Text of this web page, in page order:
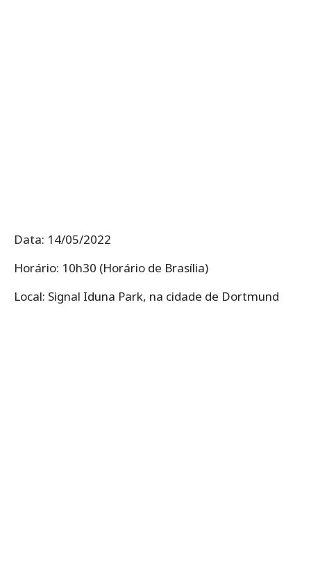
Data: 14/05/2022
Horário: 10h30 (Horário de Brasília)
Local: Signal Iduna Park, na cidade de Dortmund